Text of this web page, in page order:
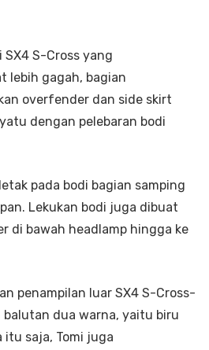
SX4 S-Cross yang
lebih gagah, bagian
overfender dan side skirt
dengan pelebaran bodi
pada bodi bagian samping
Lekukan bodi juga dibuat
di bawah headlamp hingga ke
penampilan luar SX4 S-Cross-
balutan dua warna, yaitu biru
itu saja, Tomi juga